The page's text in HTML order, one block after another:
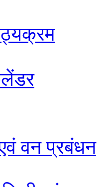
वन प्रबंधन